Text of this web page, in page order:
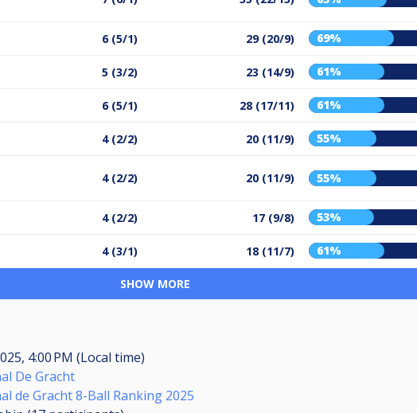
6 (5/1) 29 (20/9) 69%
5 (3/2) 23 (14/9) 61%
6 (5/1) 28 (17/11) 61%
4 (2/2) 20 (11/9) 55%
4 (2/2) 20 (11/9) 55%
4 (2/2) 17 (9/8) 53%
4 (3/1) 18 (11/7) 61%
SHOW MORE
4:00 PM (Local time)
De Gracht
de Gracht 8-Ball Ranking 2025